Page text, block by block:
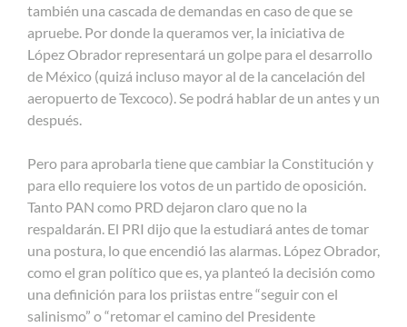
también una cascada de demandas en caso de que se
apruebe. Por donde la queramos ver, la iniciativa de
López Obrador representará un golpe para el desarrollo
de México (quizá incluso mayor al de la cancelación del
aeropuerto de Texcoco). Se podrá hablar de un antes y un
después.
Pero para aprobarla tiene que cambiar la Constitución y
para ello requiere los votos de un partido de oposición.
Tanto PAN como PRD dejaron claro que no la
respaldarán. El PRI dijo que la estudiará antes de tomar
una postura, lo que encendió las alarmas. López Obrador,
como el gran político que es, ya planteó la decisión como
una definición para los priistas entre “seguir con el
salinismo” o “retomar el camino del Presidente